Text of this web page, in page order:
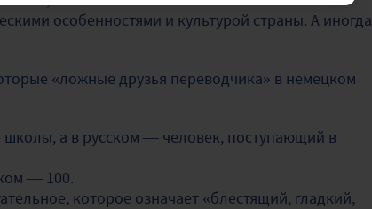
особенностями и культурой страны. А иногда
«ложные друзья переводчика» в немецком
а в русском — человек, поступающий в
— 100.
которое означает «блестящий, гладкий,